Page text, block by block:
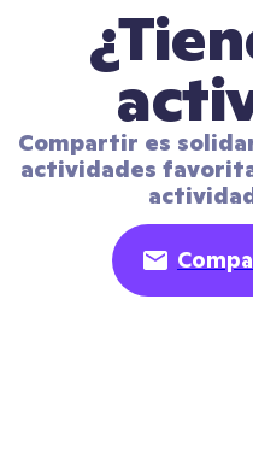
Compartir es
actividades